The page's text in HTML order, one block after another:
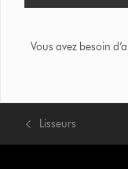
Vous avez besoin
Lisseurs